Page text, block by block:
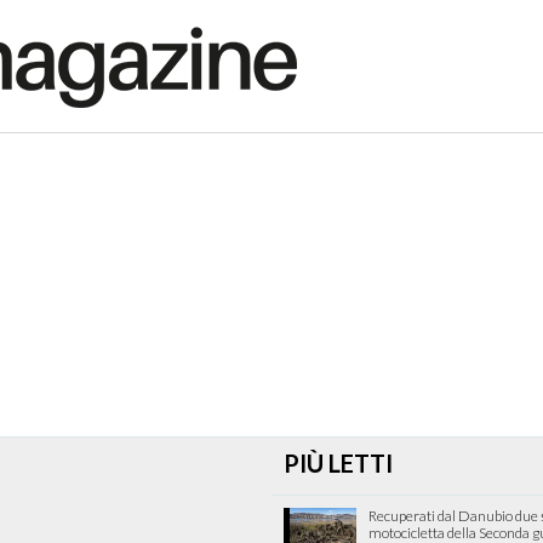
PIÙ LETTI
Recuperati dal Danubio due
motocicletta della Seconda